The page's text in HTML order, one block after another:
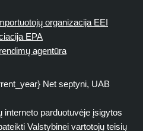
organizacija EEI
EPA
agentūra
Net septyni, UAB
parduotuvėje įsigytos
Valstybinei vartotojų teisių